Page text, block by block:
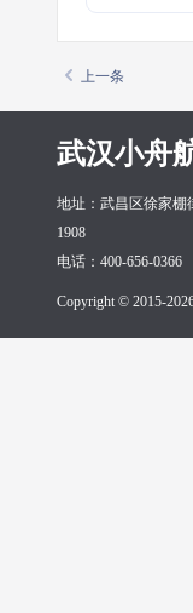
上一条
武汉小舟
地址：武昌区徐家棚
1908
电话：400-656-0366
Copyright © 2015-